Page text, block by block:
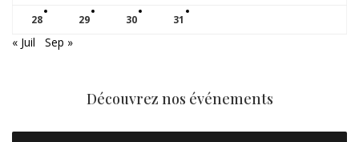
28 29 30 31
« Juil Sep »
Découvrez nos événements